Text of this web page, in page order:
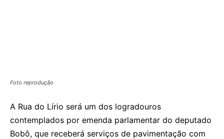
Foto reprodução
A Rua do Lírio será um dos logradouros
contemplados por emenda parlamentar do deputado
Bobô, que receberá serviços de pavimentação com